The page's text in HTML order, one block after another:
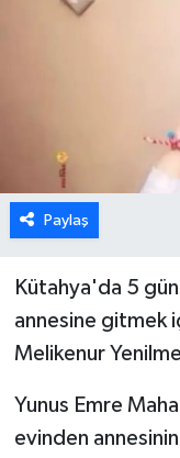
Paylaş
Kütahya'da 5
annesine gitmek
Melikenur
Yunus Emre
evinden
Genel
Hisarcık
İlçeler